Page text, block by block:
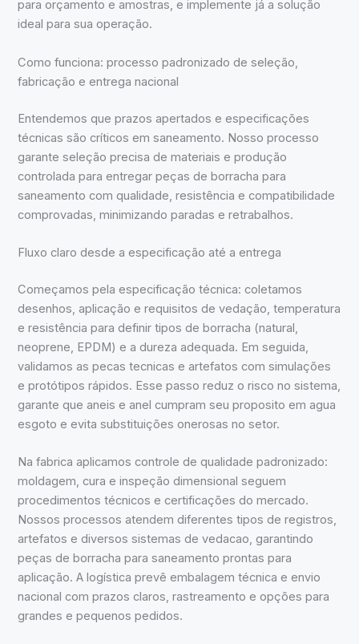
para orçamento e amostras, e implemente já a solução
ideal para sua operação.
Como funciona: processo padronizado de seleção,
fabricação e entrega nacional
Entendemos que prazos apertados e especificações
técnicas são críticos em saneamento. Nosso processo
garante seleção precisa de materiais e produção
controlada para entregar peças de borracha para
saneamento com qualidade, resistência e compatibilidade
comprovadas, minimizando paradas e retrabalhos.
Fluxo claro desde a especificação até a entrega
Começamos pela especificação técnica: coletamos
desenhos, aplicação e requisitos de vedação, temperatura
e resistência para definir tipos de borracha (natural,
neoprene, EPDM) e a dureza adequada. Em seguida,
validamos as pecas tecnicas e artefatos com simulações
e protótipos rápidos. Esse passo reduz o risco no sistema,
garante que aneis e anel cumpram seu proposito em agua
esgoto e evita substituições onerosas no setor.
Na fabrica aplicamos controle de qualidade padronizado:
moldagem, cura e inspeção dimensional seguem
procedimentos técnicos e certificações do mercado.
Nossos processos atendem diferentes tipos de registros,
artefatos e diversos sistemas de vedacao, garantindo
peças de borracha para saneamento prontas para
aplicação. A logística prevê embalagem técnica e envio
nacional com prazos claros, rastreamento e opções para
grandes e pequenos pedidos.